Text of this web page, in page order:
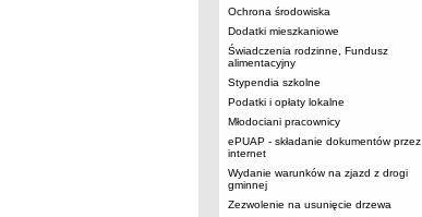
Ochrona środowiska
Dodatki mieszkaniowe
Świadczenia rodzinne, Fundusz
alimentacyjny
Stypendia szkolne
Podatki i opłaty lokalne
Młodociani pracownicy
ePUAP - składanie dokumentów przez
internet
Wydanie warunków na zjazd z drogi
gminnej
Zezwolenie na usunięcie drzewa